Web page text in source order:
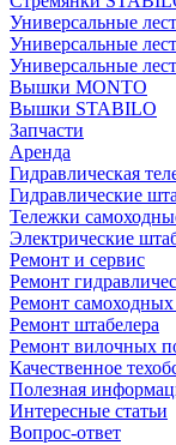
Универсальные
Универсальные
Универсальные
Вышки MONTO
Вышки STABILO
Запчасти
Аренда
Гидравлическая
Гидравлические
Тележки
Электрические
Ремонт и сервис
Ремонт
Ремонт самоходных
Ремонт штабелера
Ремонт вилочных
Качественное
Полезная
Интересные статьи
Вопрос-ответ